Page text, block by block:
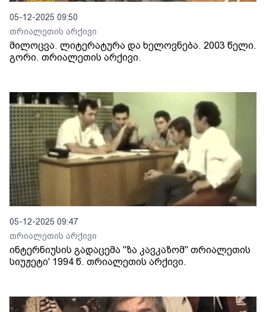
05-12-2025 09:50
თრიალეთის არქივი
მილოცვა. ლიტერატურა და ხელოვნება. 2003 წელი.
გორი. თრიალეთის არქივი.
05-12-2025 09:47
თრიალეთის არქივი
ინტერნიუსის გადაცემა "ზა კავკაზომ" თრიალეთის
სიუჟეტი' 1994 წ. თრიალეთის არქივი.